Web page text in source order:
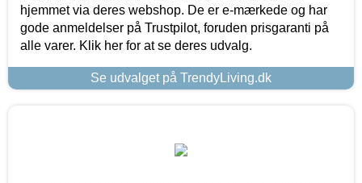
hjemmet via deres webshop. De er e-mærkede og har
gode anmeldelser på Trustpilot, foruden prisgaranti på
alle varer. Klik her for at se deres udvalg.
Se udvalget på TrendyLiving.dk